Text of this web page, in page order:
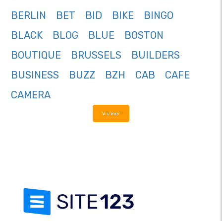
BERLIN
BET BID BIKE
BINGO
BLACK
BLOG BLUE
BOSTON
BOUTIQUE
BRUSSELS
BUILDERS
BUSINESS
BUZZ BZH CAB
CAFE
CAMERA
Vis mer